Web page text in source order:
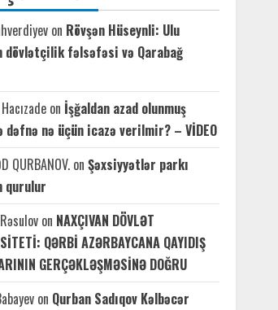
on Rövşən Hüseynli: Ulu
dövlətçilik fəlsəfəsi və Qarabağ
on İşğaldan azad olunmuş
dəfnə nə üçün icazə verilmir? – VİDEO
QURBANOV. on Şəxsiyyətlər parkı
qurulur
on NAXÇIVAN DÖVLƏT
QƏRBİ AZƏRBAYCANA QAYIDIŞ
GERÇƏKLƏŞMƏSİNƏ DOĞRU
on Qurban Sadıqov Kəlbəcər